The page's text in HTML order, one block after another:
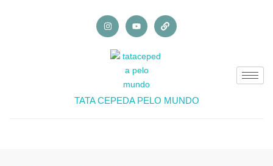
TATA CEPEDA PELO MUNDO